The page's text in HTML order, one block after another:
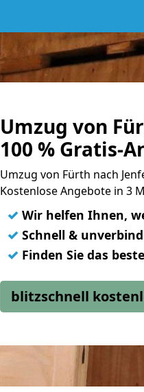
Umzug von
100 % Gratis-
Umzug von Fürth nach
Kostenlose Angebote in 3
✓ Wir helfen Ihnen,
✓ Schnell &
✓ Finden Sie das
blitzschnell